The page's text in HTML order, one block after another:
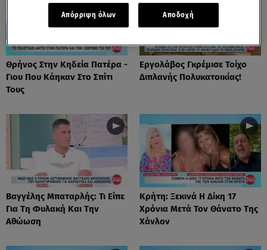
Θρήνος Στην Κηδεία Πατέρα -
Γιου Που Κάηκαν Στο Σπίτι
Τους
Εργολάβος Γκρέμισε Τοίχο
Διπλανής Πολυκατοικίας!
Βαγγέλης Μπαταρλής: Τι Είπε
Για Τη Φυλακή Και Την
Αθώωση
Κρήτη: Ξεκινά Η Δίκη 17
Χρόνια Μετά Τον Θάνατο Της
Χάνλον
Απόρριψη όλων Αποδοχή